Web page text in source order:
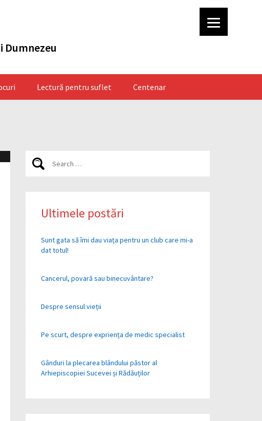
Dumnezeu
Lectură pentru suflet Centenar
Ultimele postări
Sunt gata să îmi dau viața pentru un club care mi-a
dat totul!
Cancerul, povară sau binecuvântare?
Despre sensul vieții
Pe scurt, despre expriența de medic specialist
Gânduri la plecarea blândului păstor al
Arhiepiscopiei Sucevei și Rădăuților